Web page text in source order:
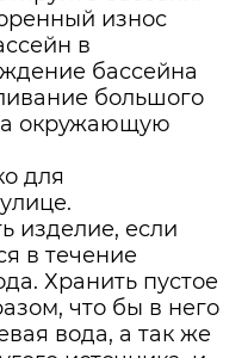
износ
в
бассейна
большого
окружающую
для
изделие, если
в течение
Хранить пустое
что бы в него
вода, а так же